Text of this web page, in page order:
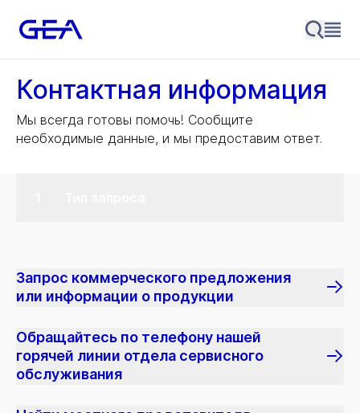
Контактная информация
Мы всегда готовы помочь! Сообщите
необходимые данные, и мы предоставим ответ.
Запрос коммерческого предложения
или информации о продукции
Обращайтесь по телефону нашей
горячей линии отдела сервисного
обслуживания